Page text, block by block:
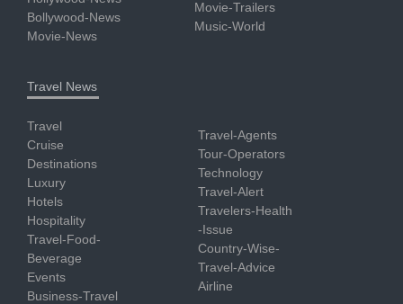
Bollywood-News
Movie-News
Movie-Trailers
Music-World
Travel News
Travel
Cruise
Destinations
Luxury
Hotels
Hospitality
Travel-Food-
Beverage
Events
Business-Travel
Travel-Agents
Tour-Operators
Technology
Travel-Alert
Travelers-Health
-Issue
Country-Wise-
Travel-Advice
Airline